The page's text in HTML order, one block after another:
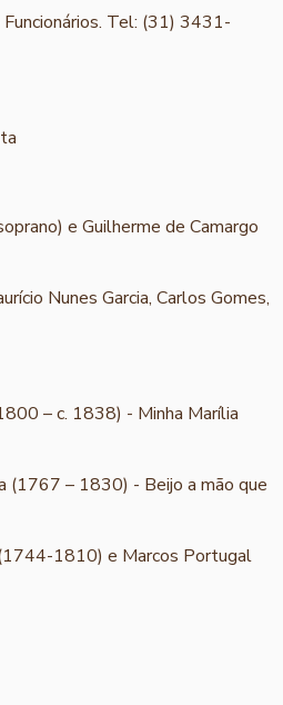
Tel: (31) 3431-
e Guilherme de Camargo
Nunes Garcia, Carlos Gomes,
– c. 1838) - Minha Marília
(1767 – 1830) - Beijo a mão que
1810) e Marcos Portugal